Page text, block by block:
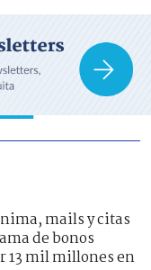
mails y citas
de bonos
13 mil millones en